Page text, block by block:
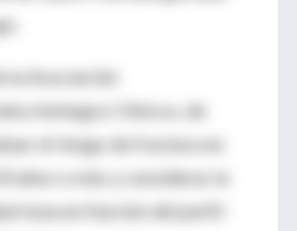
la Asociación
Clínicos, de
el riesgo de fractura en
años o más y considerar la
ósea en función del perfil